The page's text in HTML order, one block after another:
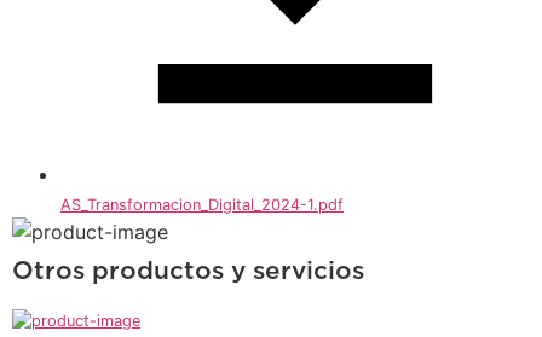
AS_Transformacion_Digital_2024-1.pdf
Otros productos y servicios